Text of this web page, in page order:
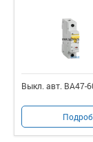
Выкл. авт. ВА47-